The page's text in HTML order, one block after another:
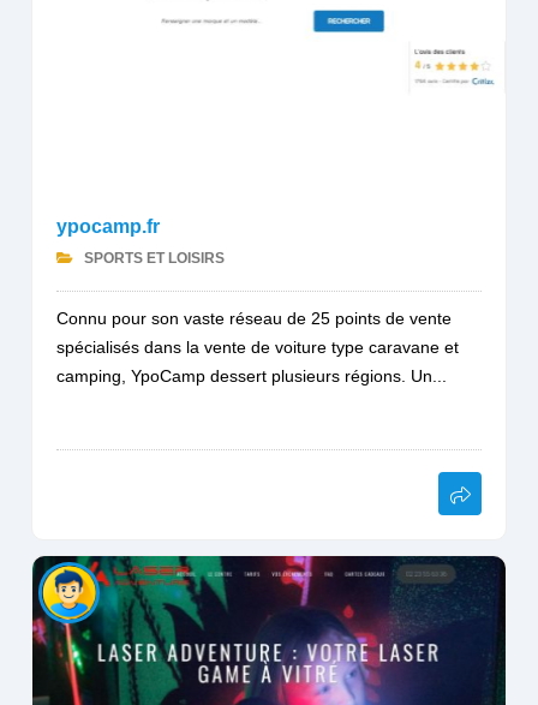
ypocamp.fr
SPORTS ET LOISIRS
Connu pour son vaste réseau de 25 points de vente
spécialisés dans la vente de voiture type caravane et
camping, YpoCamp dessert plusieurs régions. Un...